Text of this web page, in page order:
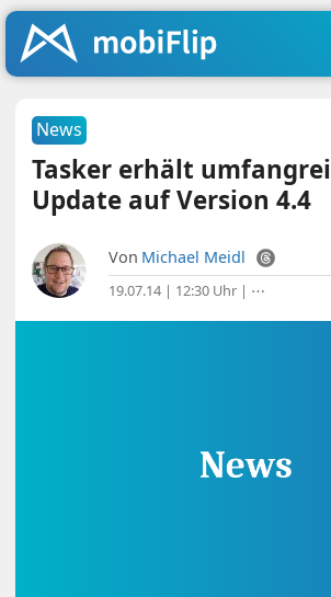
News
Tasker erhält
Update auf Version 4.4
Von Michael Meidl
19.07.14 | 12:30 Uhr | ⋯